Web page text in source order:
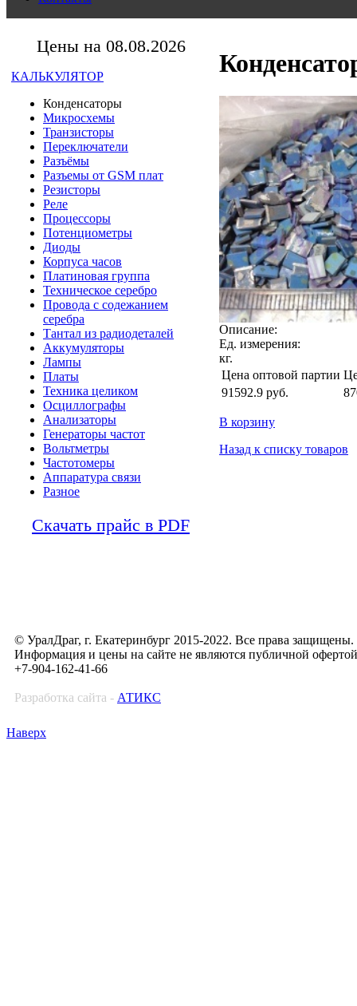
Цены на 08.08.2026
КАЛЬКУЛЯТОР
Конденсаторы
Микросхемы
Транзисторы
Переключатели
Разъёмы
Разъемы от GSM плат
Резисторы
Реле
Процессоры
Потенциометры
Диоды
Корпуса часов
Платиновая группа
Техническое серебро
Провода с содежанием
серебра
Тантал из радиодеталей
Аккумуляторы
Лампы
Платы
Техника целиком
Осциллографы
Анализаторы
Генераторы частот
Вольтметры
Частотомеры
Аппаратура связи
Разное
Скачать прайс в PDF
Описание:
Ед. измерения:
кг.
Цена оптовой партии
91592.9 руб.
В корзину
Назад к списку товаров
© УралДраг, г. Екатеринбург 2015-2022. Все права защищены.
Информация и цены на сайте не являются публичной офертой
+7-904-162-41-66
Разработка сайта - АТИКС
Наверх